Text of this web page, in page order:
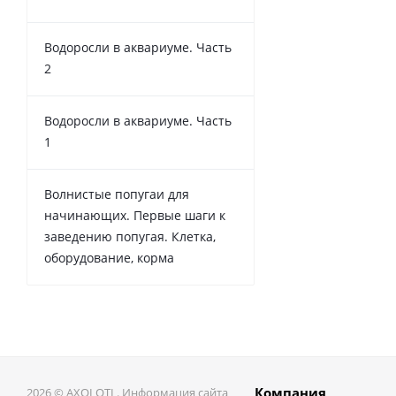
Водоросли в аквариуме. Часть
2
Водоросли в аквариуме. Часть
1
Волнистые попугаи для
начинающих. Первые шаги к
заведению попугая. Клетка,
оборудование, корма
2026 © AXOLOTL. Информация сайта Компания